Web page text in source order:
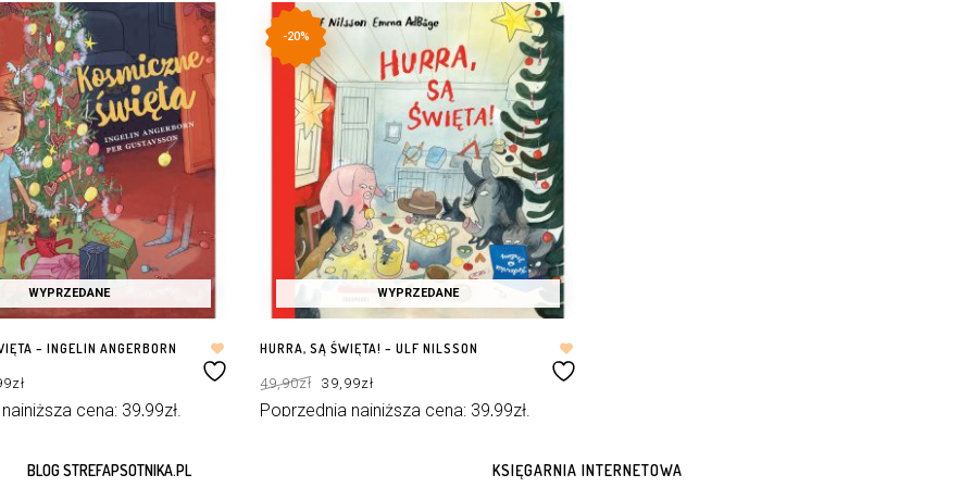
WYPRZEDANE
– INGELIN ANGERBORN
złcena
39,99zł.cena: 39,99zł.
WYPRZEDANE
-20%
HURRA, SĄ ŚWIĘTA! – ULF NILSSON
49,90zł cena
wynosiła:
49,90zł.
39,99złcena
39,99zł.
Poprzednia najniższa cena: 39,99zł.
BLOG STREFAPSOTNIKA.PL KSIĘGARNIA INTERNETOWA